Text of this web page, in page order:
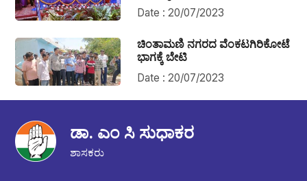
Date : 20/07/2023
ಚಿಂತಾಮಣಿ ನಗರದ ವೆಂಕಟಗಿರಿಕೋಟೆ
ಭಾಗಕ್ಕೆ ಬೇಟಿ
Date : 20/07/2023
ಡಾ. ಎಂ ಸಿ ಸುಧಾಕರ
ಶಾಸಕರು